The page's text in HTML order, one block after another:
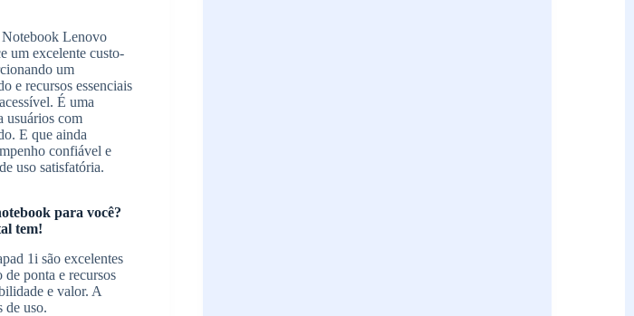
Lenovo
um excelente custo-
um
e recursos essenciais
É uma
usuários com
E que ainda
confiável e
uso satisfatória.
para você?
tem!
1i são excelentes
ponta e recursos
e valor. A
de uso.